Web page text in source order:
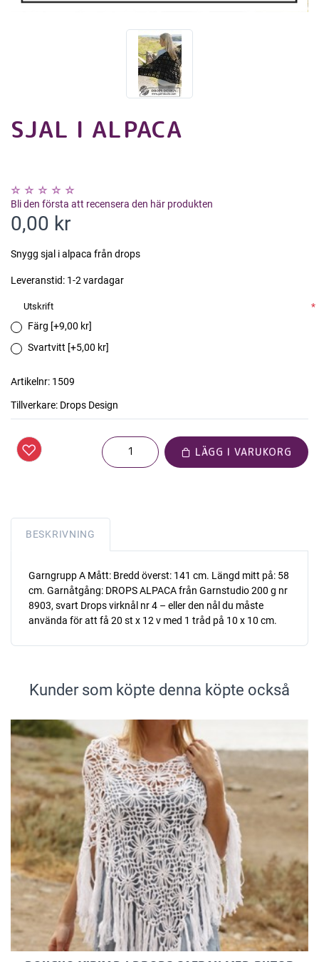
SJAL I ALPACA
Bli den första att recensera den här produkten
0,00 kr
Snygg sjal i alpaca från drops
Leveranstid: 1-2 vardagar
Utskrift
*
Färg [+9,00 kr]
Svartvitt [+5,00 kr]
Artikelnr: 1509
Tillverkare: Drops Design
LÄGG I VARUKORG
BESKRIVNING
Garngrupp A Mått: Bredd överst: 141 cm. Längd mitt på: 58
cm. Garnåtgång: DROPS ALPACA från Garnstudio 200 g nr
8903, svart Drops virknål nr 4 – eller den nål du måste
använda för att få 20 st x 12 v med 1 tråd på 10 x 10 cm.
Kunder som köpte denna köpte också